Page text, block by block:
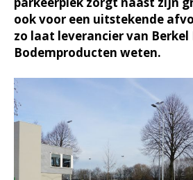
ook voor een uitstekende
zo laat leverancier van Berkel
Bodemproducten weten.